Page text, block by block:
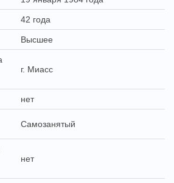
42 года
Высшее
г. Миасс
нет
Самозанятый
нет